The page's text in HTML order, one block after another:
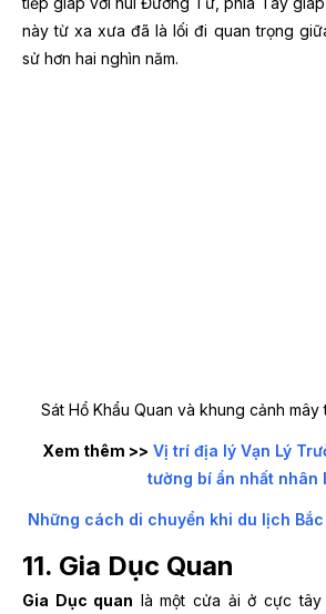
này từ xa xưa đã là lối đi quan trọng
sử hơn hai nghìn năm.
Sát Hổ Khẩu Quan và khung cảnh mây
Xem thêm >> Vị trí địa lý Vạn Lý
tường bí ẩn nhất nhân
Những cách di chuyển khi du lịch
11. Gia Dục Quan
Gia Dục quan là một cửa ải ở cực tây